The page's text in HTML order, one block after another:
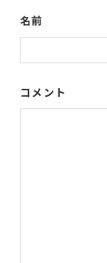
名前
コメント